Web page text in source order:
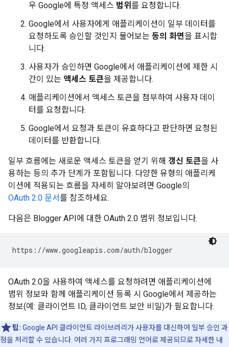
우 Google에 특정 액세스 범위 를 요청합니다.
Google에서 사용자에게 애플리케이션이 일부 데이터를
요청하도록 승인할 것인지 물어보는 동의 화면을 표시합
니다.
사용자가 승인하면 Google에서 애플리케이션에 제한 시
간이 있는 액세스 토큰을 제공합니다.
애플리케이션에서 액세스 토큰을 첨부하여 사용자 데이
터를 요청합니다.
Google에서 요청과 토큰이 유효하다고 판단하면 요청된
데이터를 반환합니다.
일부 흐름에는 새로운 액세스 토큰을 얻기 위해 갱신 토큰을 사
용하는 등의 추가 단계가 포함됩니다. 다양한 유형의 애플리케
이션에 적용되는 흐름을 자세히 알아보려면 Google의
OAuth 2.0 문서를 참조하세요.
다음은 Blogger API에 대한 OAuth 2.0 범위 정보입니다.
https://www.googleapis.com/auth/blogger
OAuth 2.0을 사용하여 액세스를 요청하려면 애플리케이션에
범위 정보와 함께 애플리케이션 등록 시 Google에서 제공하는
정보(예: 클라이언트 ID, 클라이언트 보안 비밀)가 필요합니다.
팁: Google API 클라이언트 라이브러리가 사용자를 대신하여 일부 승인 과
정을 처리할 수 있습니다. 여러 가지 프로그래밍 언어로 제공되므로 자세한 내